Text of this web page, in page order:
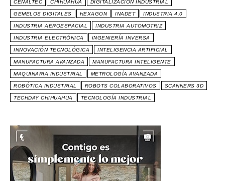
CENALTEC CHIHUAHUA DIGITALIZACIÓN INDUSTRIAL
GEMELOS DIGITALES HEXAGON INADET INDUSTRIA 4.0
INDUSTRIA AEROESPACIAL INDUSTRIA AUTOMOTRIZ
INDUSTRIA ELECTRÓNICA INGENIERÍA INVERSA
INNOVACIÓN TECNOLÓGICA INTELIGENCIA ARTIFICIAL
MANUFACTURA AVANZADA MANUFACTURA INTELIGENTE
MAQUINARIA INDUSTRIAL METROLOGÍA AVANZADA
ROBÓTICA INDUSTRIAL ROBOTS COLABORATIVOS SCANNERS 3D
TECHDAY CHIHUAHUA TECNOLOGÍA INDUSTRIAL